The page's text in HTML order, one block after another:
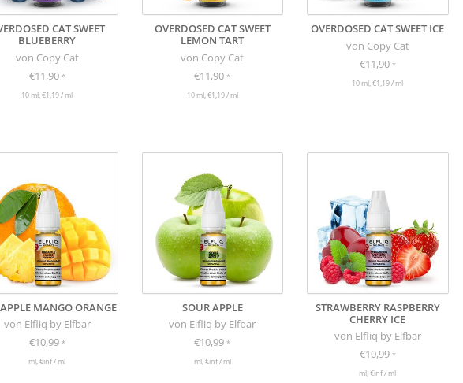
CAT SWEET
BLUEBERRY
von Copy Cat
€11,90 *
10 ml, €1,19 / ml
OVERDOSED CAT SWEET
LEMON TART
von Copy Cat
€11,90*
10 ml, €1,19 / ml
OVERDOSED CAT SWEET ICE
von Copy Cat
€11,90 *
10 ml, €1,19 / ml
MANGO ORANGE
von Elfliq by Elfbar
€10,99 *
ml, €inf / ml
SOUR APPLE
von Elfliq by Elfbar
€10,99*
ml, €inf / ml
STRAWBERRY RASPBERRY
CHERRY ICE
von Elfliq by Elfbar
€10,99 *
ml, €inf / ml